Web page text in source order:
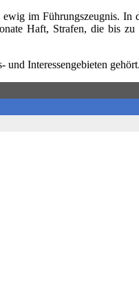
im Führungszeugnis. In
Haft, Strafen, die bis
und Interessengebieten gehört.